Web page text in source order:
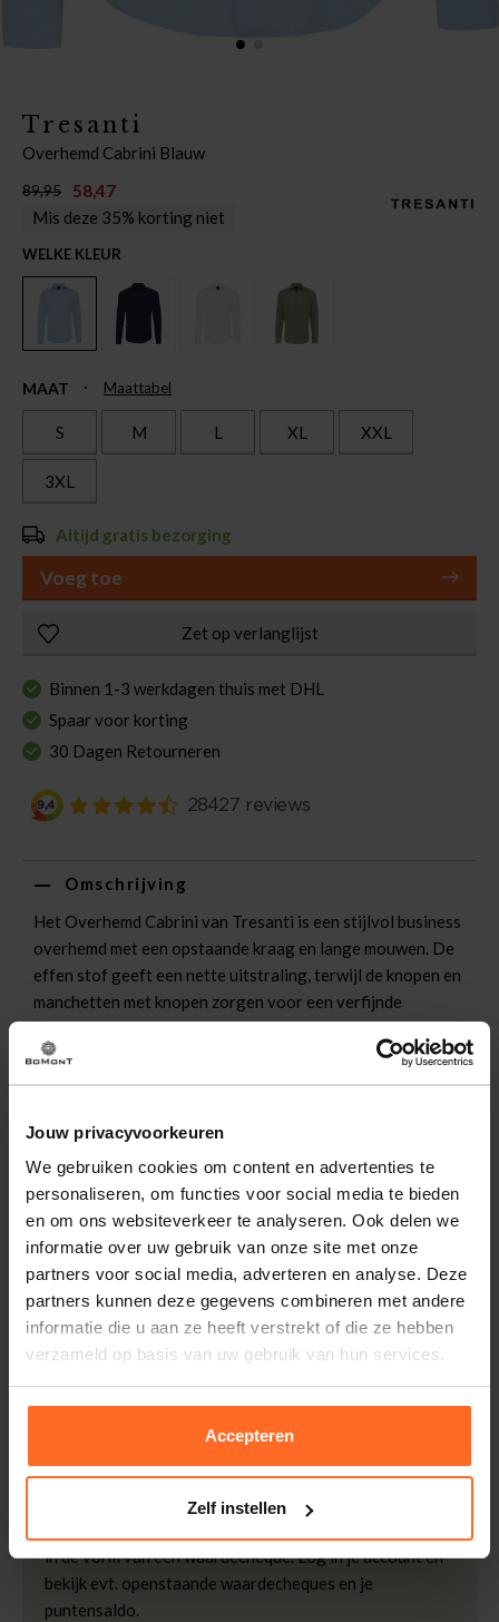
Jouw privacyvoorkeuren
We gebruiken cookies om content en advertenties te
personaliseren, om functies voor social media te bieden
en om ons websiteverkeer te analyseren. Ook delen we
informatie over uw gebruik van onze site met onze
partners voor social media, adverteren en analyse. Deze
partners kunnen deze gegevens combineren met andere
informatie die u aan ze heeft verstrekt of die ze hebben
verzameld op basis van uw gebruik van hun services.
Accepteren
Zelf instellen
Tresanti
Overhemd Cabrini Blauw
89,95
58,47
Mis deze 35% korting niet
WELKE KLEUR
MAAT Maattabel
S M L XL XXL
3XL
Altijd gratis bezorging
Voeg toe
Zet op verlanglijst
Binnen 1-3 werkdagen thuis met DHL
Spaar voor korting
30 Dagen Retourneren
Eigenschappen
Artikelnummer
Leveranciersnummer
TRSHJA411
Categorie
Lange mouw
Merk
Tresanti
Doelgroep
Heren
Kleur
Jeans kleur
Kwaliteit
70% Katoen, 30%
Omschrijving
Het Overhemd Cabrini van Tresanti is een stijlvol business
overhemd met een opstaande kraag en lange mouwen. De
effen stof geeft een nette uitstraling, terwijl de knopen en
manchetten met knopen zorgen voor een verfijnde
afwerking, perfect voor elke formele gelegenheid.
Altijd gratis bezorging
Bezorging is altijd gratis, binnen 1-3 werkdagen
thuisgeleverd met DHL.
Retourneren
Binnen 30 dagen eenvoudig retourneren via DHL voor
slechts € 4,95 of op eigen kosten via PostNL. In de
Bomont winkels kunt u ook gratis retourneren.
iDeal, Riverty (Afterpay), creditcard of Paypal, kies zelf
in de vorm van een waardecheque. Log in je account en
bekijk evt. openstaande waardecheques en je
puntensaldo.